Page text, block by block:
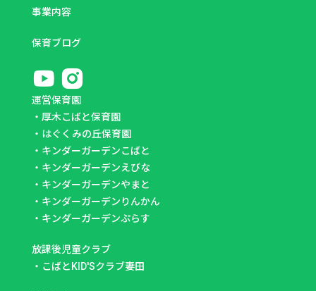
事業内容
保育ブログ
運営保育園
・ 厚木こばと保育園
・ はぐくみの丘保育園
・ キンダーガーデンこばと
・ キンダーガーデンえびな
・ キンダーガーデンやまと
・ キンダーガーデンりんかん
・ キンダーガーデンぷらす
放課後児童クラブ
・ こばとKID'Sクラブ妻田